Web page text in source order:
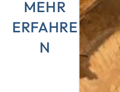
MEHR
ERFAHRE
N